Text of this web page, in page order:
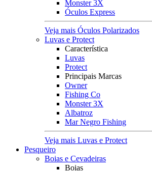
Monster 3X
Óculos Express
Veja mais Óculos Polarizados
Luvas e Protect
Característica
Luvas
Protect
Principais Marcas
Owner
Fishing Co
Monster 3X
Albatroz
Mar Negro Fishing
Veja mais Luvas e Protect
Pesqueiro
Boias e Cevadeiras
Boias